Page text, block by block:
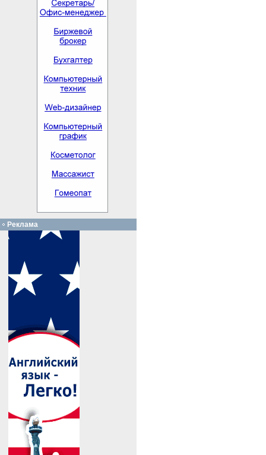
Реклама